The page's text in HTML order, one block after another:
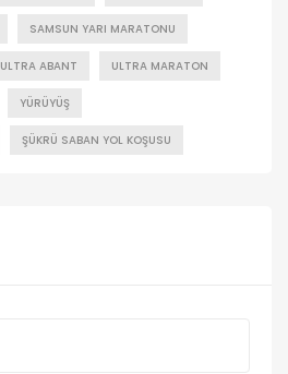
SAMSUN YARI MARATONU
ULTRA ABANT ULTRA MARATON
YÜRÜYÜŞ
ŞÜKRÜ SABAN YOL KOŞUSU